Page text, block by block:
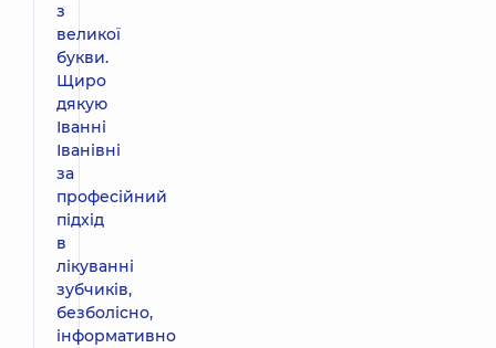
з
великої
букви.
Щиро
дякую
Іванні
Іванівні
за
професійний
підхід
в
лікуванні
зубчиків,
безболісно,
інформативно